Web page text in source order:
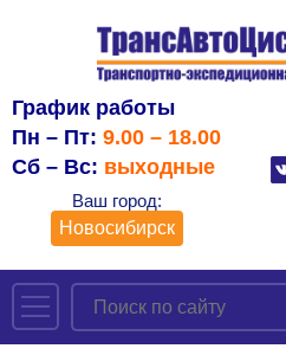
График работы
Пн – Пт: 9.00 – 18.00
Сб – Вс: выходные
Ваш город:
Новосибирск